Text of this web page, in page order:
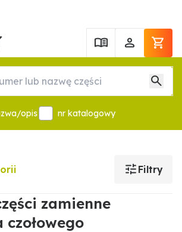
opis nr katalogowy
Filtry
zamienne
czołowego